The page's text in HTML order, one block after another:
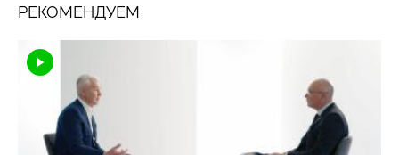
РЕКОМЕНДУЕМ